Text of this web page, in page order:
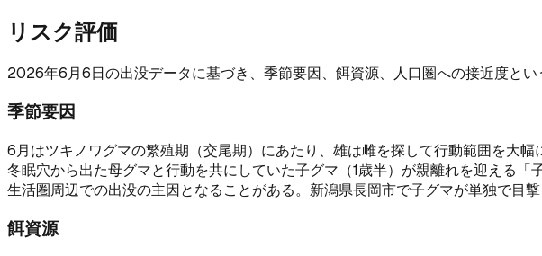
リスク評価
2026年6月6日の出没データに基づき、季節要因、餌資源、人口圏への接近度とい
季節要因
6月はツキノワグマの繁殖期（交尾期）にあたり、雄は雌を探して行動範囲を大
冬眠穴から出た母グマと行動を共にしていた子グマ（1歳半）が親離れを迎える
生活圏周辺での出没の主因となることがある。新潟県長岡市で子グマが単独で目
餌資源